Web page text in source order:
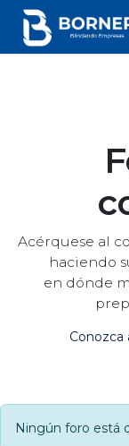
Acérquese al
haciendo
en dónde
Conozca
Ningún foro está